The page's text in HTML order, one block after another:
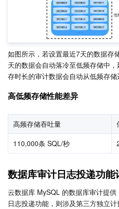
网络流日志
共享带宽包
VPN 连接
私有连接
弹性公网 IP
全球应用加速
风险识别 RCE
云安全中心
防火墙管理
私有域解析 Private DNS
DNSPod
云解析 DNS
腾讯电子签
腾讯乐享
腾讯云企业网盘
Elasticsearch Service
流计算 Oceanus
数据湖计算
腾讯云数据仓库 TCHouse-C
腾讯云数据仓库 TCHouse-D
腾讯云数据仓库 TCHouse-P
人脸识别
语音合成
语音识别
机器翻译
文字识别
人脸融合
AI 应用产品
腾讯云智能数智人
人脸核身
AI 平台产品
腾讯云大模型训推平台TI-ONE
智能音乐平台
腾讯大模型
腾讯云智能体开发平台
知识引擎原子能力
大模型图像创作引擎
物联网
物联网通信
消息队列
消息队列 CKafka 版
通信服务
如图所示，若设置最近7天的数据存
天的数据会自动落冷至低频存储中
存时长的审计数据会自动从低频存储
高低频存储性能差异
高频存储吞吐量
110,000条 SQL/秒
数据库审计日志投递功能
云数据库 MySQL 的数据库审计提供
日志投递功能，则涉及第三方独立